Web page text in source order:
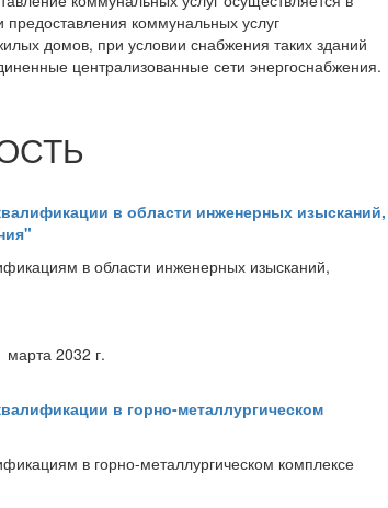
коммунальных услуг
домов, при условии снабжения таких зданий
централизованные сети энергоснабжения.
в области инженерных изысканий,
в области инженерных изысканий,
марта 2032 г.
в горно-металлургическом
в горно-металлургическом комплексе